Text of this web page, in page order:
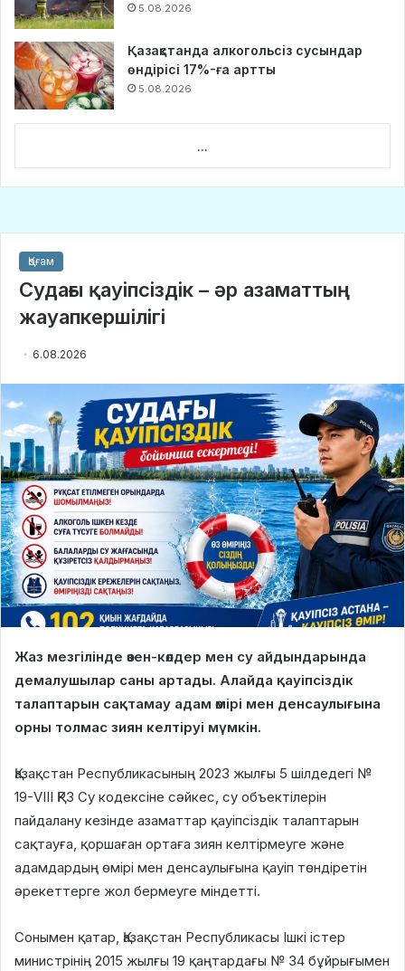
5.08.2026
Қазақстанда алкогольсіз сусындар
өндірісі 17%-ға артты
5.08.2026
...